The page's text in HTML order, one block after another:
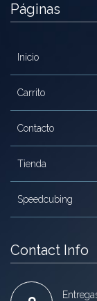
Páginas
Inicio
Carrito
Contacto
Tienda
Speedcubing
Contact Info